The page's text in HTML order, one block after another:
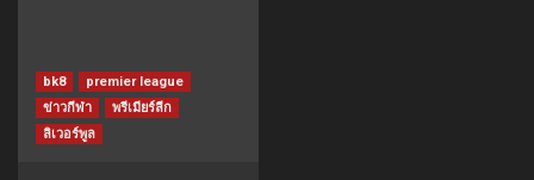
bk8
premier league
ข่าวกีฬา
พรีเมียร์ลีก
ลิเวอร์พูล